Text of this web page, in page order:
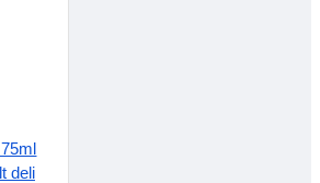
deli